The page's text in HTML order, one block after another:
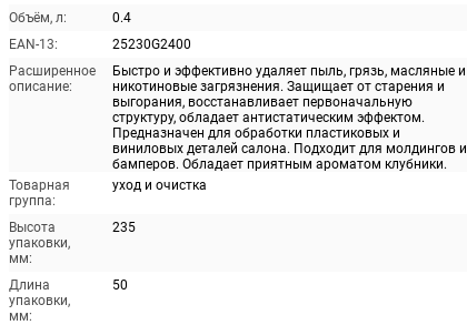
Объём, л:
0.4
EAN-13:
25230G2400
Расширенное
описание:
Быстро и эффективно удаляет пыль, грязь, масляные и
никотиновые загрязнения. Защищает от старения и
выгорания, восстанавливает первоначальную
структуру, обладает антистатическим эффектом.
Предназначен для обработки пластиковых и
виниловых деталей салона. Подходит для молдингов и
бамперов. Обладает приятным ароматом клубники.
Товарная
группа:
уход и очистка
Высота
упаковки,
мм:
235
Длина
упаковки,
мм:
50